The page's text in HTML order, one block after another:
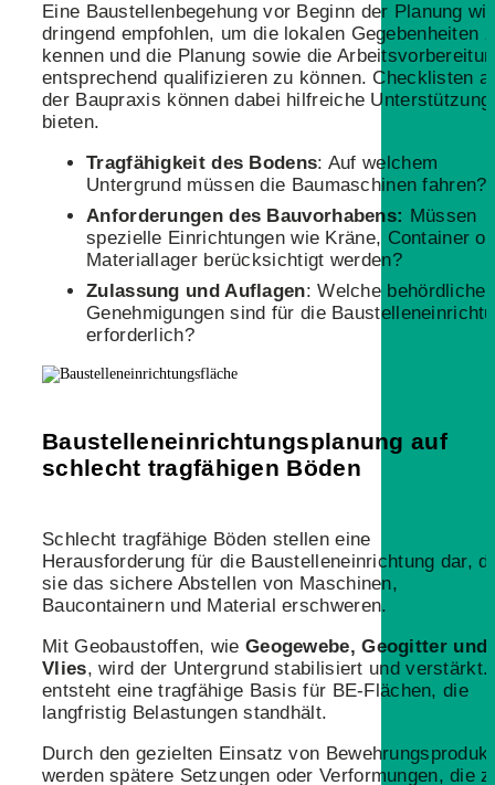
Eine Baustellenbegehung vor Beginn der Planung
dringend empfohlen, um die lokalen Gegebenheiten
kennen und die Planung sowie die
entsprechend qualifizieren zu können. Checklisten
der Baupraxis können dabei hilfreiche Unterstützung
bieten.
Tragfähigkeit des Bodens: Auf welchem
Untergrund müssen die Baumaschinen fahren?
Anforderungen des Bauvorhabens: Müssen
spezielle Einrichtungen wie Kräne, Container
Materiallager berücksichtigt werden?
Zulassung und Auflagen: Welche behördlichen
Genehmigungen sind für die
erforderlich?
Baustelleneinrichtungsplanung auf
schlecht tragfähigen Böden
Schlecht tragfähige Böden stellen eine
Herausforderung für die Baustelleneinrichtung dar,
sie das sichere Abstellen von Maschinen,
Baucontainern und Material erschweren.
Mit Geobaustoffen, wie Geogewebe, Geogitter und
Vlies, wird der Untergrund stabilisiert und verstärkt.
entsteht eine tragfähige Basis für BE-Flächen, die
langfristig Belastungen standhält.
Durch den gezielten Einsatz von
werden spätere Setzungen oder Verformungen, die